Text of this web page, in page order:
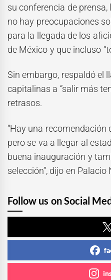
su conferencia de
no hay preocupaciones
para la llegada de los
de México y que incluso
Sin embargo, respaldó el
capitalinas a “salir más
retrasos.
“Hay una
pero se va a llegar al
buena inauguración y
selección”, dijo en Palacio
Follow us on Social